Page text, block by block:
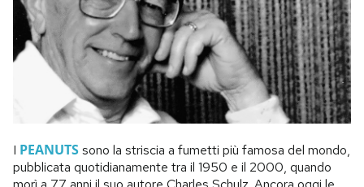
I PEANUTSsono la striscia a fumetti più famosa del mondo,
pubblicata quotidianamente tra il 1950 e il 2000, quando